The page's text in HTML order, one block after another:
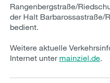
Rangenbergstraße/
der Halt Barbarossastraße/
bedient.
Weitere aktuelle
Internet unter mainziel.de.